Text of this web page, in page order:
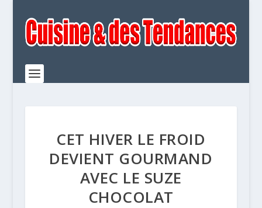
CET HIVER LE FROID
DEVIENT GOURMAND
AVEC LE SUZE
CHOCOLAT